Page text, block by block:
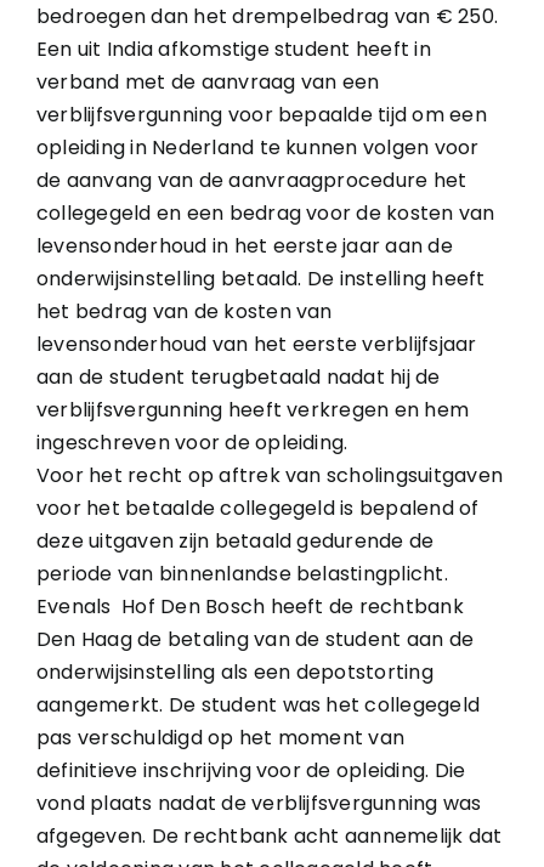
bedroegen dan het drempelbedrag van € 250.
Een uit India afkomstige student heeft in
verband met de aanvraag van een
verblijfsvergunning voor bepaalde tijd om een
opleiding in Nederland te kunnen volgen voor
de aanvang van de aanvraagprocedure het
collegegeld en een bedrag voor de kosten van
levensonderhoud in het eerste jaar aan de
onderwijsinstelling betaald. De instelling heeft
het bedrag van de kosten van
levensonderhoud van het eerste verblijfsjaar
aan de student terugbetaald nadat hij de
verblijfsvergunning heeft verkregen en hem
ingeschreven voor de opleiding.
Voor het recht op aftrek van scholingsuitgaven
voor het betaalde collegegeld is bepalend of
deze uitgaven zijn betaald gedurende de
periode van binnenlandse belastingplicht.
Evenals Hof Den Bosch heeft de rechtbank
Den Haag de betaling van de student aan de
onderwijsinstelling als een depotstorting
aangemerkt. De student was het collegegeld
pas verschuldigd op het moment van
definitieve inschrijving voor de opleiding. Die
vond plaats nadat de verblijfsvergunning was
afgegeven. De rechtbank acht aannemelijk dat